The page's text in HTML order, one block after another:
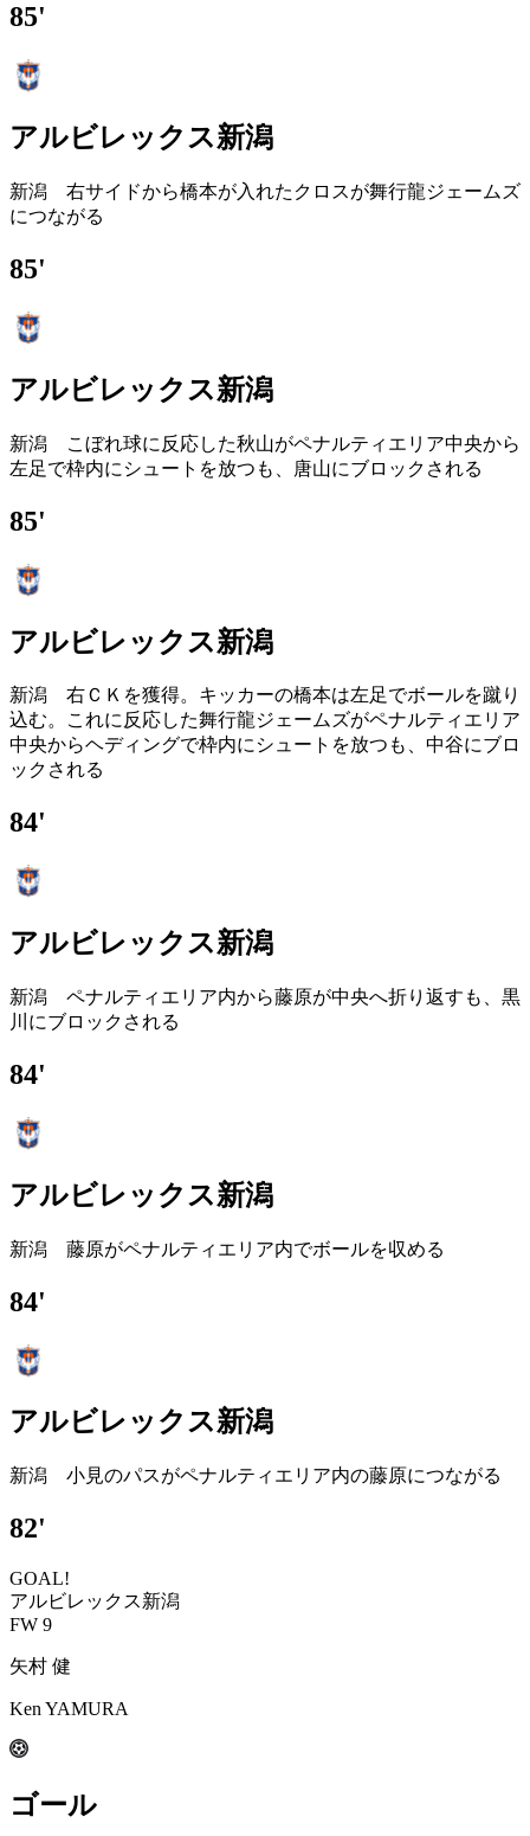
85'
アルビレックス新潟
新潟 右サイドから橋本が入れたクロスが舞行龍ジェームズ
につながる
85'
アルビレックス新潟
新潟 こぼれ球に反応した秋山がペナルティエリア中央から
左足で枠内にシュートを放つも、唐山にブロックされる
85'
アルビレックス新潟
新潟 右ＣＫを獲得。キッカーの橋本は左足でボールを蹴り
込む。これに反応した舞行龍ジェームズがペナルティエリア
中央からヘディングで枠内にシュートを放つも、中谷にブロ
ックされる
84'
アルビレックス新潟
新潟 ペナルティエリア内から藤原が中央へ折り返すも、黒
川にブロックされる
84'
アルビレックス新潟
新潟 藤原がペナルティエリア内でボールを収める
84'
アルビレックス新潟
新潟 小見のパスがペナルティエリア内の藤原につながる
82'
GOAL!
アルビレックス新潟
FW 9
矢村 健
Ken YAMURA
ゴール